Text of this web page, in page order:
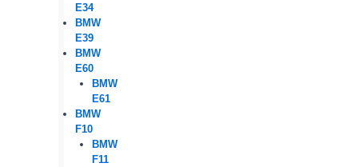
E34
BMW
E39
BMW
E60
BMW
E61
BMW
F10
BMW
F11